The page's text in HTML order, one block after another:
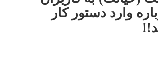
وارد دستور کار
صیانت (خیانت) به کاربران مجازی دوباره